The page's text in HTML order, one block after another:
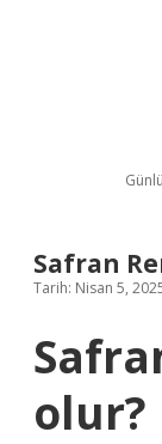
Safran
Tarih: Nisan 5,
olur?